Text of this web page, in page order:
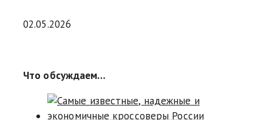
02.05.2026
Что обсуждаем…